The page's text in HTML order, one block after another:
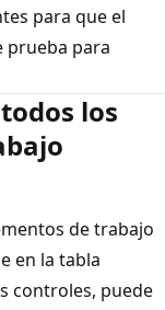
para que el
prueba para
los
de trabajo
en la tabla
controles, puede